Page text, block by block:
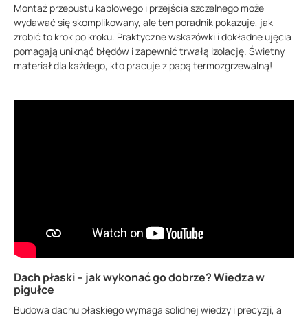
Montaż przepustu kablowego i przejścia szczelnego może
wydawać się skomplikowany, ale ten poradnik pokazuje, jak
zrobić to krok po kroku. Praktyczne wskazówki i dokładne ujęcia
pomagają uniknąć błędów i zapewnić trwałą izolację. Świetny
materiał dla każdego, kto pracuje z papą termozgrzewalną!
Dach płaski – jak wykonać go dobrze? Wiedza w
pigułce
Budowa dachu płaskiego wymaga solidnej wiedzy i precyzji, a